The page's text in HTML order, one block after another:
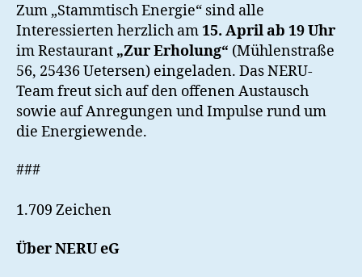
Zum „Stammtisch Energie“ sind alle
Interessierten herzlich am15. April ab 19 Uhr
im Restaurant „Zur Erholung“ (Mühlenstraße
56, 25436 Uetersen) eingeladen. Das NERU-
Team freut sich auf den offenen Austausch
sowie auf Anregungen und Impulse rund um
die Energiewende.
###
1.709 Zeichen
Über NERU eG